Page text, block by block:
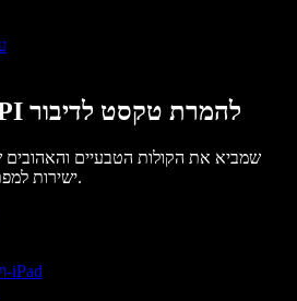
Speechify API להמרת טקסט לדיבור
Speechify ישירות למפתחים בכל העולם.
אפליקציה ל-iPhone ול-iPad